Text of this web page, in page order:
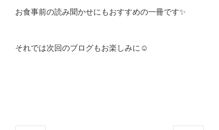
お食事前の読み聞かせにもおすすめの一冊です✨
それでは次回のブログもお楽しみに☺️